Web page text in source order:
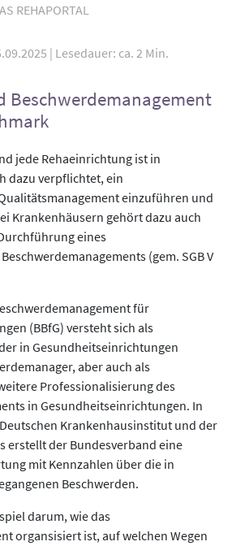
REHAPORTAL
| Lesedauer: ca. 2 Min.
Beschwerdemanagement
jede Rehaeinrichtung ist in
dazu verpflichtet, ein
einzuführen und
Krankenhäusern gehört dazu auch
eines
(gem. SGB V
für
(BBfG) versteht sich als
in Gesundheitseinrichtungen
aber auch als
Professionalisierung des
in Gesundheitseinrichtungen. In
Krankenhausinstitut und der
erstellt der Bundesverband eine
mit Kennzahlen über die in
Beschwerden.
darum, wie das
organsisiert ist, auf welchen Wegen